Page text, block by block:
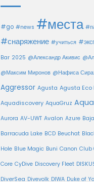
#go #news #места
#снаряжение #учиться
Bar 2025 @Александр Акивис
@Максим Миронов @Нафиса
Aggressor Agusta Agusta Eco
Aquadiscovery AquaGruz
Aurora AV-UWT Avalon Azure
Barracuda Lake BCD Beuchat
Hole Blue Magic Buni Canon Club
Core CyDive Discovery Fleet
DiverSea Divevolk DIWA Duke of